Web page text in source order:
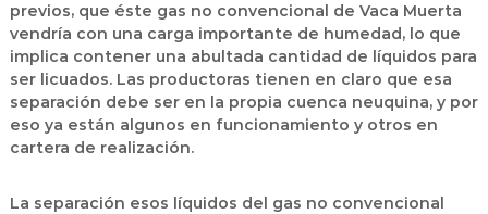
previos, que éste gas no convencional de Vaca Muerta
vendría con una carga importante de humedad, lo que
implica contener una abultada cantidad de líquidos para
ser licuados. Las productoras tienen en claro que esa
separación debe ser en la propia cuenca neuquina, y por
eso ya están algunos en funcionamiento y otros en
cartera de realización.
La separación esos líquidos del gas no convencional